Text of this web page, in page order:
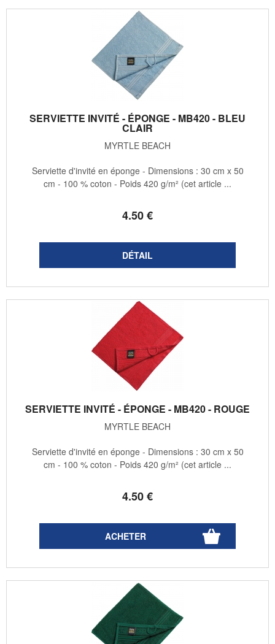
SERVIETTE INVITÉ - ÉPONGE - MB420 - BLEU
CLAIR
MYRTLE BEACH
4.50€
Serviette d'invité en éponge - Dimensions : 30 cm x 50
cm - 100 % coton - Poids 420 g/m² (cet article ...
SERVIETTE INVITÉ - ÉPONGE - MB420 - ROUGE
MYRTLE BEACH
4.50€
Serviette d'invité en éponge - Dimensions : 30 cm x 50
cm - 100 % coton - Poids 420 g/m² (cet article ...